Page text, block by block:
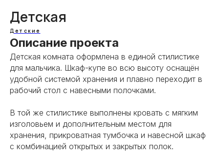
Детская
Детские
Описание проекта
Детская комната оформлена в единой стилистике
для мальчика. Шкаф-купе во всю высоту оснащён
удобной системой хранения и плавно переходит в
рабочий стол с навесными полочками.
В той же стилистике выполнены кровать с мягким
изголовьем и дополнительным местом для
хранения, прикроватная тумбочка и навесной шкаф
с комбинацией открытых и закрытых полок.
Калькулятор стоимости